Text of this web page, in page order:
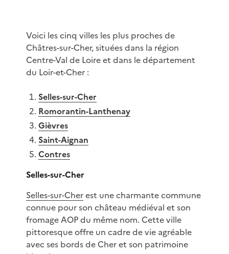
Voici les cinq villes les plus proches de
Châtres-sur-Cher, situées dans la région
Centre-Val de Loire et dans le département
du Loir-et-Cher :
Selles-sur-Cher
Romorantin-Lanthenay
Gièvres
Saint-Aignan
Contres
Selles-sur-Cher
Selles-sur-Cherest une charmante commune
connue pour son château médiéval et son
fromage AOP du même nom. Cette ville
pittoresque offre un cadre de vie agréable
avec ses bords de Cher et son patrimoine